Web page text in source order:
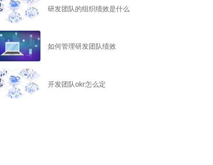
研发团队的组织绩效是什么
如何管理研发团队绩效
开发团队okr怎么定